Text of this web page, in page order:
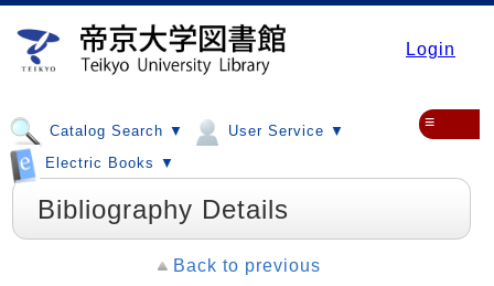
Login
Catalog Search ▼
User Service ▼
Electric Books ▼
≡
Bibliography Details
Back to previous